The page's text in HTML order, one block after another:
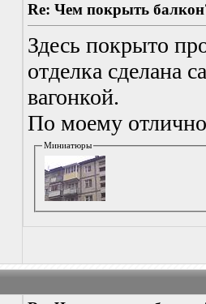
Re: Чем покрыть
Здесь покрыто
отделка сделана
вагонкой.
По моему
Миниатюры